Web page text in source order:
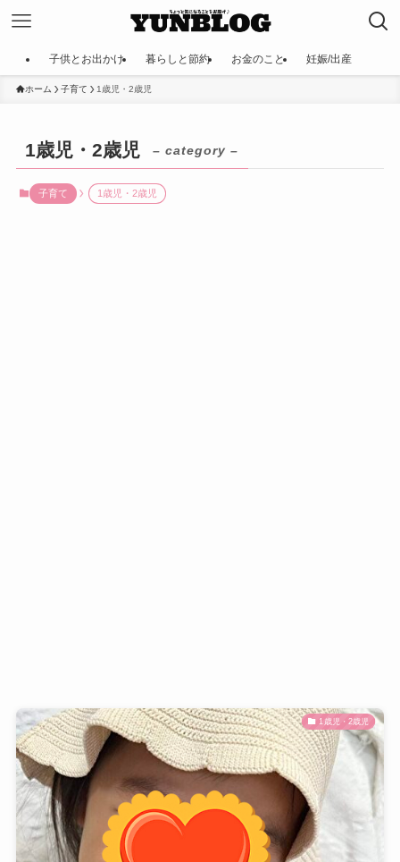
子供とお出かけ 暮らしと節約 お金のこと 妊娠/出産
ホーム 子育て 1歳児・2歳児
1歳児・2歳児 – category –
子育て 1歳児・2歳児
1歳児・2歳児